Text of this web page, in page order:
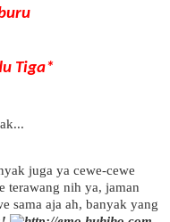
Tiga*
juga ya cewe-cewe
terawang nih ya, jaman
sama aja ah, banyak yang